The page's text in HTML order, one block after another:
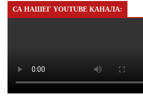
СА НАШЕГ YOUTUBE КАНАЛА: